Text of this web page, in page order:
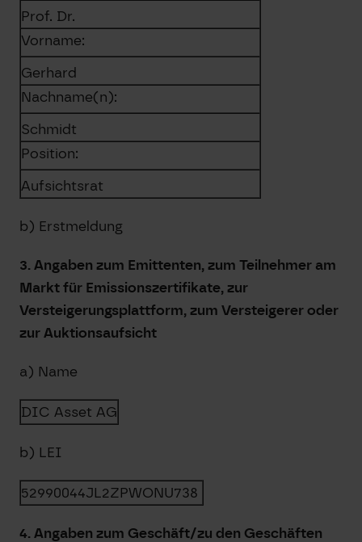
Prof. Dr.
Vorname:
Gerhard
Nachname(n):
Schmidt
Position:
Aufsichtsrat
b) Erstmeldung
3. Angaben zum Emittenten, zum Teilnehmer am
Markt für Emissionszertifikate, zur
Versteigerungsplattform, zum Versteigerer oder
zur Auktionsaufsicht
a) Name
DIC Asset AG
b) LEI
52990044JL2ZPWONU738
4. Angaben zum Geschäft/zu den Geschäften